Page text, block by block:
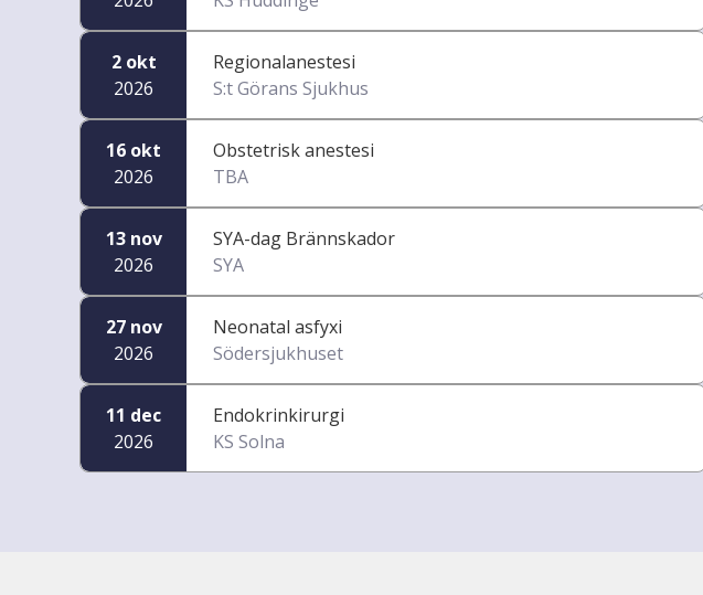
2 okt
2026
Regionalanestesi
S:t Görans Sjukhus
16 okt
2026
Obstetrisk anestesi
TBA
13 nov
2026
SYA-dag Brännskador
SYA
27 nov
2026
Neonatal asfyxi
Södersjukhuset
11 dec
2026
Endokrinkirurgi
KS Solna